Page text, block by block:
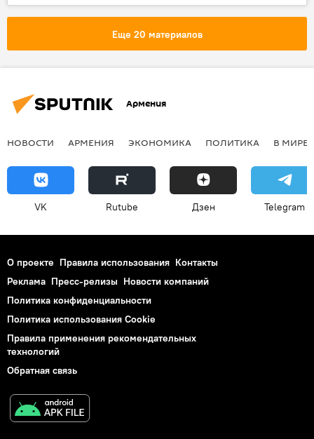
Столтенберг
Еще 20 материалов
Армения
НОВОСТИ АРМЕНИЯ ЭКОНОМИКА ПОЛИТИКА В МИРЕ
VK Rutube Дзен Telegram
О проекте Правила использования Контакты
Реклама Пресс-релизы Новости компаний
Политика конфиденциальности
Политика использования Cookie
Правила применения рекомендательных
технологий
Обратная связь